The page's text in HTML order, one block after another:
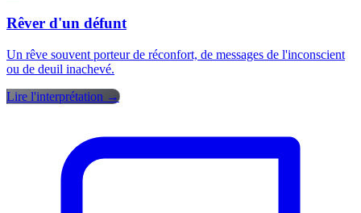
Rêver d'un défunt
Un rêve souvent porteur de réconfort, de messages de l'inconscient
ou de deuil inachevé.
Lire l'interprétation →